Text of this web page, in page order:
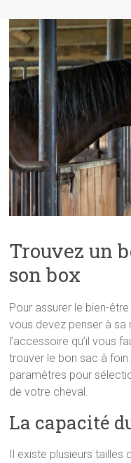
Trouvez un
son box
Pour assurer le bien-
vous devez penser à sa
l’accessoire qu’il vous
trouver le bon sac à
paramètres pour
de votre cheval.
La capacité
Il existe plusieurs tailles